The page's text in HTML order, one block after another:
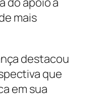
mais
destacou
que
em sua